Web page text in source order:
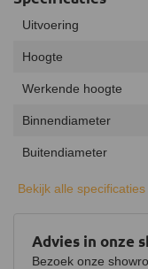
Advies in onze
Bezoek onze
Uitvoering
Hoogte
Werkende hoogte
Binnendiameter
Buitendiameter
Buitenmateriaal
Bekijk alle specificaties